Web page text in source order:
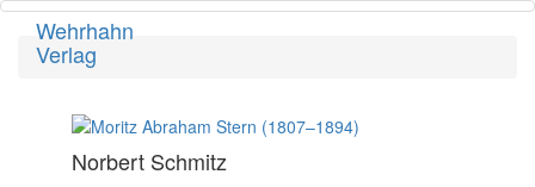
Wehrhahn
Verlag
Norbert Schmitz